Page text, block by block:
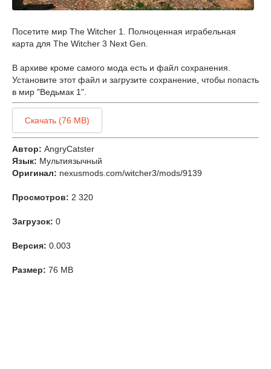
Посетите мир The Witcher 1. Полноценная играбельная
карта для The Witcher 3 Next Gen.
В архиве кроме самого мода есть и файл сохранения.
Установите этот файл и загрузите сохранение, чтобы попасть
в мир "Ведьмак 1".
Скачать (76 MB)
Автор: AngryCatster
Язык: Мультиязычный
Оригинал: nexusmods.com/witcher3/mods/9139
Просмотров: 2 320
Загрузок: 0
Версия: 0.003
Размер: 76 MB